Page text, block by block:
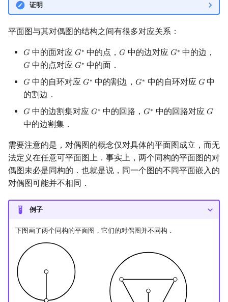
证明
平面图与其对偶图的结构之间有很多对应关系：
𝐺
G 中的面对应 𝐺∗
G∗ 中的点，𝐺
G 中的边对应 𝐺∗
G∗ 中的边，
𝐺
G 中的点对应 𝐺∗
G∗ 中的面．
𝐺
G 中的自环对应 𝐺∗
G∗ 中的割边，𝐺∗
G∗ 中的自环对应 𝐺
G 中
的割边．
𝐺
G 中的边割集对应 𝐺∗
G∗ 中的回路，𝐺∗
G∗ 中的回路对应 𝐺
G
中的边割集．
需要注意的是，对偶图的概念仅对具体的平面图成立，而无
法定义在任意可平面图上．事实上，两个同构的平面图的对
偶图未必是同构的．也就是说，同一个图的不同平面嵌入的
对偶图可能并不相同．
例子
下图画了两个同构的平面图，它们的对偶图并不同构．